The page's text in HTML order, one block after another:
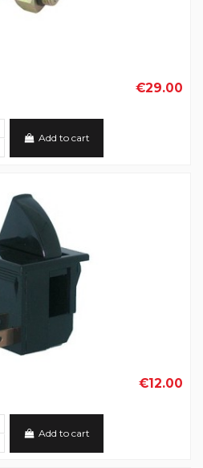
€29.00
Add to cart
€12.00
Add to cart